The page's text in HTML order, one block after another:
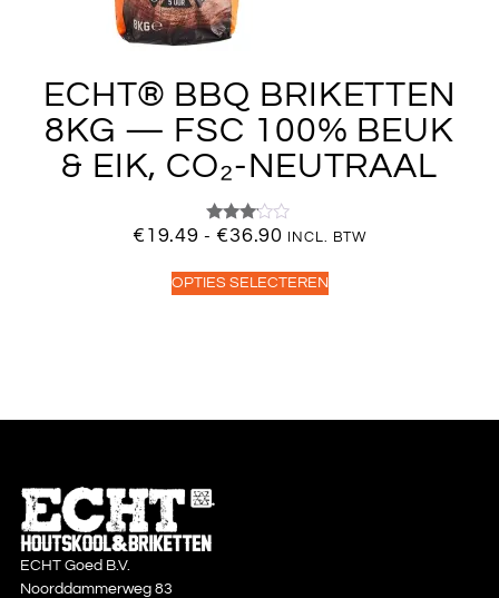
ECHT® BBQ BRIKETTEN
8KG — FSC 100% BEUK
& EIK, CO₂-NEUTRAAL
Gewaardeerd
€ 19.49 - €36.90 INCL. BTW
OPTIES SELECTEREN
ECHT Goed B.V.
Noorddammerweg 83